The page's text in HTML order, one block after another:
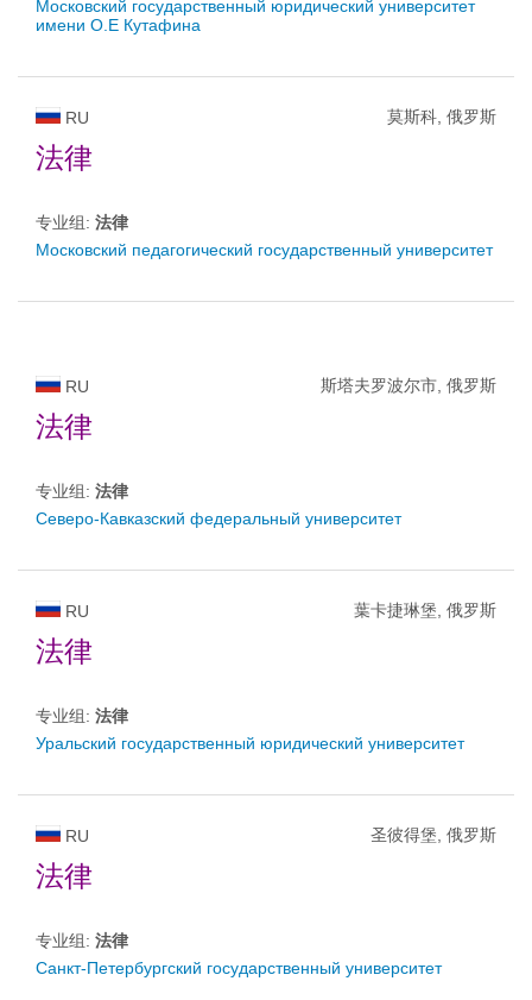
Московский государственный юридический университет
имени О.Е Кутафина
RU 莫斯科, 俄罗斯
法律
专业组: 法律
Московский педагогический государственный университет
RU 斯塔夫罗波尔市, 俄罗斯
法律
专业组: 法律
Северо-Кавказский федеральный университет
RU 葉卡捷琳堡, 俄罗斯
法律
专业组: 法律
Уральский государственный юридический университет
RU 圣彼得堡, 俄罗斯
法律
专业组: 法律
Санкт-Петербургский государственный университет